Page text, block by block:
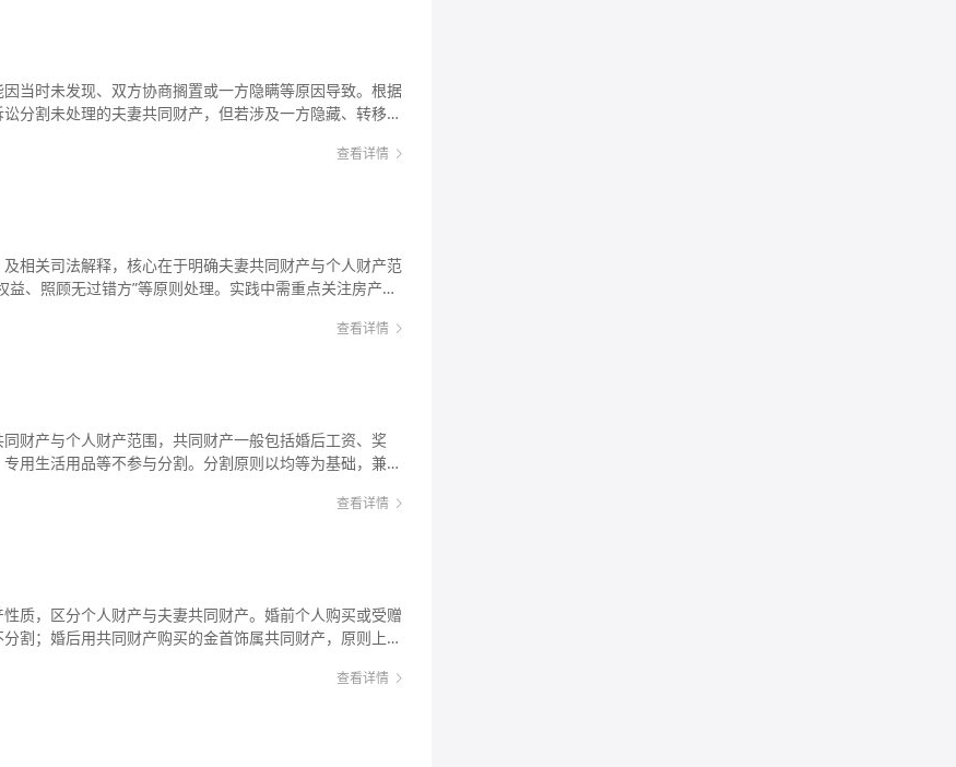
当时未发现、双方协商搁置或一方隐瞒等原因导致。根据
分割未处理的夫妻共同财产，但若涉及一方隐藏、转移财
益。 离婚了财产没分割咋办 在离婚过程中，财
对某些财产的性质（如是否为共同财产）存在争议，暂时
登记在两人名下的房产进行了分割，却忘了小李婚前以个
婚半年后，小王才想起这辆车可能属于共同财产，此时就
法律解析： 从法律层面看，离婚后财产未分割并不意味
或伪造债务企图侵占另一方财产。这种情况下，离婚后另
，还可要求对方少分或不分。二是诉讼时效问题，一般情
产不受时效限制，但如果是发现对方隐藏、转移财产的，
了，还能要求分割吗？”答案是可以。即使双方在离婚协议
证据包括：财产购买时间（是否在婚姻关系存续期间）、
记信息（如房产、车辆登记在谁名下）、对方隐藏财产的
证等）。 2. 确认财产性质：区分个人财产与共同财产。
因人身损害获得的赔偿、遗嘱或赠与合同中明确只归一方
。 3. 优先尝试协商分割：与对方沟通，说明未分割财产
同财产，应在法定时效内（如发现隐藏财产的，从发现之
查看详情
相关司法解释，核心在于明确夫妻共同财产与个人财产范
益、照顾无过错方”等原则处理。实践中需重点关注房产、
是离婚纠纷中
论是协议离婚还是诉讼离婚，明确共同财产与个人财产的
，婚后两人共同还贷，离婚时这套房产是否属于共同财
州离婚案件中十分常见，需要结合法律规定具体分析。
的区分是财产分割的前提。根据《民法典》规定，夫妻在
赔偿或补偿、遗嘱或赠与合同中确定只归一方的财产、一
离婚时不参与分割。 离婚财产分割需遵循法定原则：一
等的处理权；二是照顾子女和女方权益原则，法院会优先
财产时可适当少分或不分；四是公平原则，结合财产来
成的，法院可判决房产归登记方，剩余贷款由登记方承
查看详情
财产与个人财产范围，共同财产一般包括婚后工资、奖
用生活用品等不参与分割。分割原则以均等为基础，兼顾
产等行为的法律后果。 开庭离婚财产怎么分
子算不算共同财产？婚后工资收入该如何分配？这些都需
产要求分割，而小王主张是个人财产，此时法院会审查购
产性质并依法分割。 法律解析： 首先，需明
据法律规定，夫妻在婚姻关系存续期间所得的下列财产，
受到人身损害获得的赔偿或者补偿；（三）遗嘱或者赠与
查看详情
质，区分个人财产与夫妻共同财产。婚前个人购买或受赠
割；婚后用共同财产购买的金首饰属共同财产，原则上平
时优先协商，协商不成可通过诉讼，需提供购买时间、资
买、婚后共同购买、彩礼、嫁妆等），法律性质不同，分
查看详情